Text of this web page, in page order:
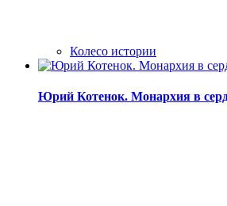
Колесо истории
Юрий Котенок. Монархия в